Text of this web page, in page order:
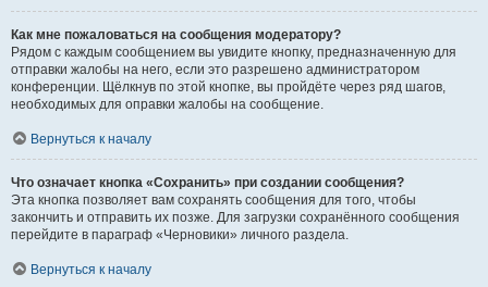
Как мне пожаловаться на сообщения модератору?
Рядом с каждым сообщением вы увидите кнопку, предназначенную для
отправки жалобы на него, если это разрешено администратором
конференции. Щёлкнув по этой кнопке, вы пройдёте через ряд шагов,
необходимых для оправки жалобы на сообщение.
Вернуться к началу
Что означает кнопка «Сохранить» при создании сообщения?
Эта кнопка позволяет вам сохранять сообщения для того, чтобы
закончить и отправить их позже. Для загрузки сохранённого сообщения
перейдите в параграф «Черновики» личного раздела.
Вернуться к началу